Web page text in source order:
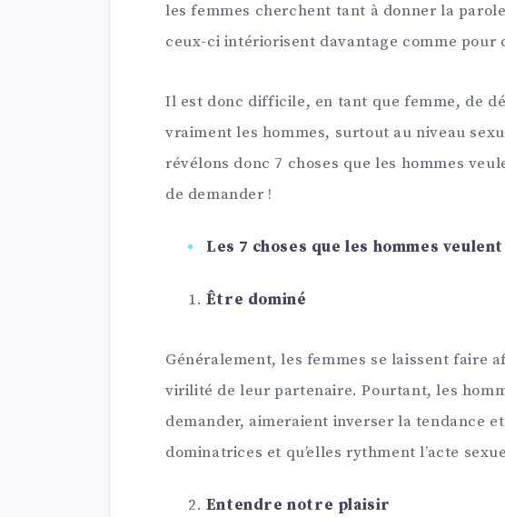
les femmes cherchent tant à donner la
ceux-ci intériorisent davantage comme pour
Il est donc difficile, en tant que femme, de
vraiment les hommes, surtout au niveau
révélons donc 7 choses que les hommes
de demander !
Les 7 choses que les hommes
Être dominé
Généralement, les femmes se laissent faire
virilité de leur partenaire. Pourtant, les
demander, aimeraient inverser la tendance
dominatrices et qu’elles rythment l’acte
Entendre notre plaisir